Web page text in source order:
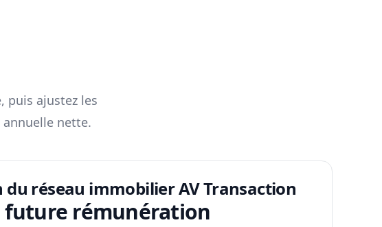
puis ajustez les
nette.
du réseau immobilier AV Transaction
future rémunération